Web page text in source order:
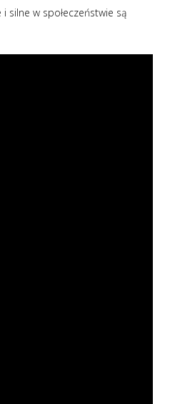
silne w społeczeństwie są